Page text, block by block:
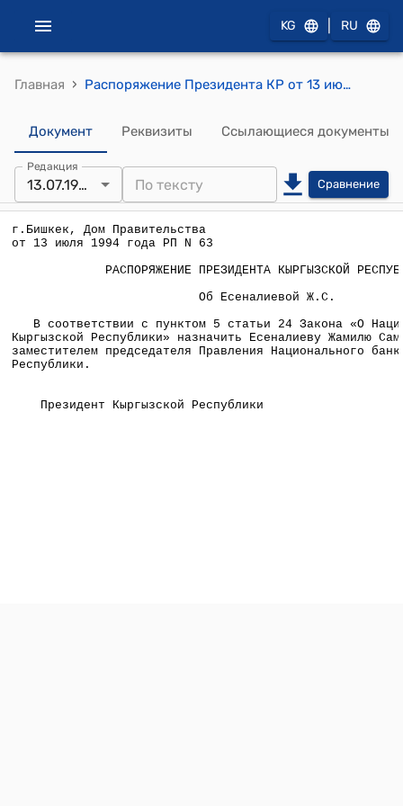
KG RU
Главная › Распоряжение Президента КР от 13 июля 1994 года N РП-63 "Об Есеналиевой Ж.С."
Документ Реквизиты Ссылающиеся документы
Редакция
13.07.1994 Сравнение